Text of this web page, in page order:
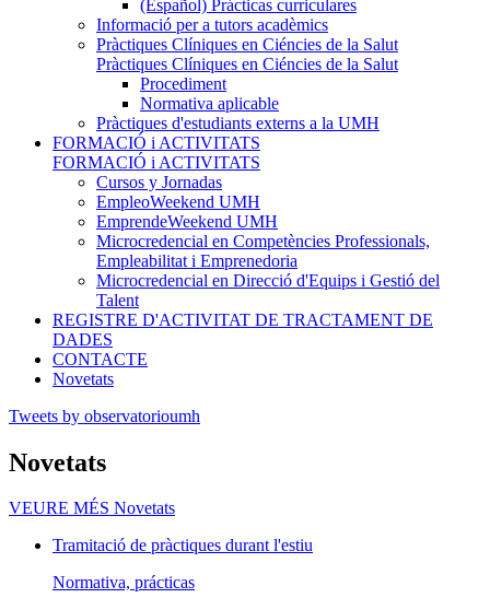
(Español) Prácticas curriculares
Informació per a tutors acadèmics
Pràctiques Clíniques en Ciéncies de la Salut
Pràctiques Clíniques en Ciéncies de la Salut
Procediment
Normativa aplicable
Pràctiques d'estudiants externs a la UMH
FORMACIÓ i ACTIVITATS
FORMACIÓ i ACTIVITATS
Cursos y Jornadas
EmpleoWeekend UMH
EmprendeWeekend UMH
Microcredencial en Competències Professionals,
Empleabilitat i Emprenedoria
Microcredencial en Direcció d'Equips i Gestió del
Talent
REGISTRE D'ACTIVITAT DE TRACTAMENT DE
DADES
CONTACTE
Novetats
Tweets by observatorioumh
Novetats
VEURE MÉS Novetats
Tramitació de pràctiques durant l'estiu
Normativa, prácticas